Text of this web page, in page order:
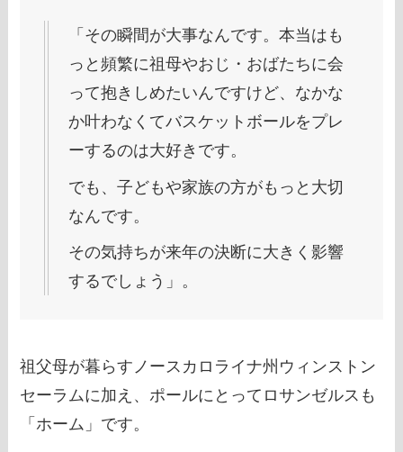
「その瞬間が大事なんです。本当はも
っと頻繁に祖母やおじ・おばたちに会
って抱きしめたいんですけど、なかな
か叶わなくてバスケットボールをプレ
ーするのは大好きです。
でも、子どもや家族の方がもっと大切
なんです。
その気持ちが来年の決断に大きく影響
するでしょう」。
祖父母が暮らすノースカロライナ州ウィンストン
セーラムに加え、ポールにとってロサンゼルスも
「ホーム」です。